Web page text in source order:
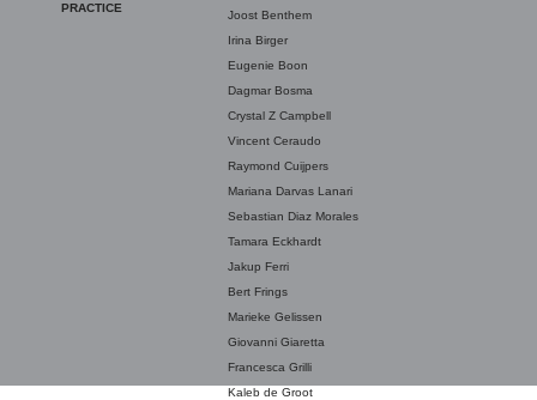
PRACTICE
Joost Benthem
Irina Birger
Eugenie Boon
Dagmar Bosma
Crystal Z Campbell
Vincent Ceraudo
Raymond Cuijpers
Mariana Darvas Lanari
Sebastian Diaz Morales
Tamara Eckhardt
Jakup Ferri
Bert Frings
Marieke Gelissen
Giovanni Giaretta
Francesca Grilli
Kaleb de Groot